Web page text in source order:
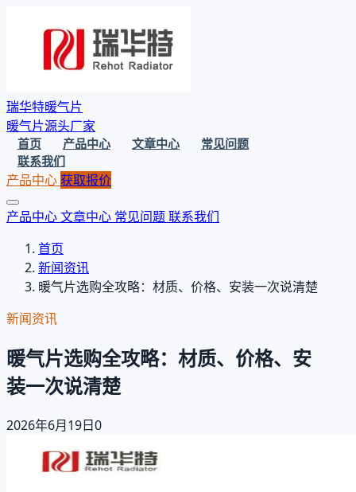
瑞华特暖气片
暖气片源头厂家
首页 产品中心 文章中心
常见问题
联系我们
产品中心获取报价
产品中心文章中心 常见问题联系我们
首页
新闻资讯
暖气片选购全攻略：材质、价格、安装一次说清楚
新闻资讯
暖气片选购全攻略：材质、价格、安
装一次说清楚
2026年6月19日0